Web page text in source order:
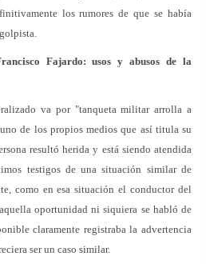
los rumores de que se había
Fajardo: usos y abusos de la
va por "tanqueta militar arrolla a
de los propios medios que así titula su
resultó herida y está siendo atendida
testigos de una situación similar de
como en esa situación el conductor del
oportunidad ni siquiera se habló de
claramente registraba la advertencia
ser un caso similar.